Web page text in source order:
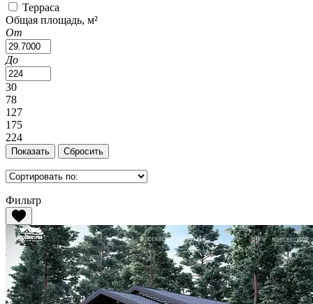
Терраса
Общая площадь, м²
От
До
30
78
127
175
224
Фильтр